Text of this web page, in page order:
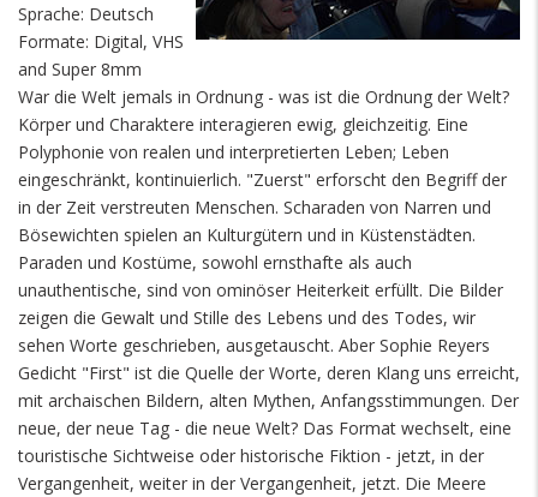
Sprache: Deutsch
Formate: Digital, VHS
and Super 8mm
War die Welt jemals in Ordnung - was ist die Ordnung der Welt?
Körper und Charaktere interagieren ewig, gleichzeitig. Eine
Polyphonie von realen und interpretierten Leben; Leben
eingeschränkt, kontinuierlich. "Zuerst" erforscht den Begriff der
in der Zeit verstreuten Menschen. Scharaden von Narren und
Bösewichten spielen an Kulturgütern und in Küstenstädten.
Paraden und Kostüme, sowohl ernsthafte als auch
unauthentische, sind von ominöser Heiterkeit erfüllt. Die Bilder
zeigen die Gewalt und Stille des Lebens und des Todes, wir
sehen Worte geschrieben, ausgetauscht. Aber Sophie Reyers
Gedicht "First" ist die Quelle der Worte, deren Klang uns erreicht,
mit archaischen Bildern, alten Mythen, Anfangsstimmungen. Der
neue, der neue Tag - die neue Welt? Das Format wechselt, eine
touristische Sichtweise oder historische Fiktion - jetzt, in der
Vergangenheit, weiter in der Vergangenheit, jetzt. Die Meere